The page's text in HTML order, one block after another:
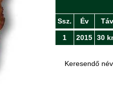
Ssz. Év Táv
1 2015 30
Keresendő